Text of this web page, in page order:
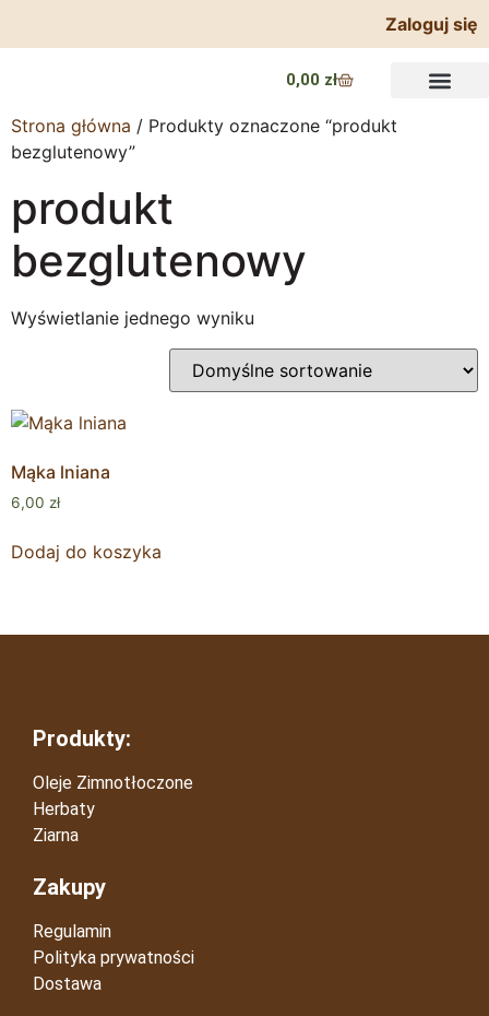
Zaloguj się
0,00 zł
Strona główna / Produkty oznaczone “produkt
bezglutenowy”
produkt
bezglutenowy
Wyświetlanie jednego wyniku
Mąka lniana
6,00 zł
Dodaj do koszyka
Produkty:
Oleje Zimnotłoczone
Herbaty
Ziarna
Zakupy
Regulamin
Polityka prywatności
Dostawa